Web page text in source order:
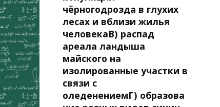
чёрногодрозда в глухих
лесах и вблизи жилья
человекаВ) распад
ареала ландыша
майского на
изолированные участки в
связи с
оледенениемГ) образова